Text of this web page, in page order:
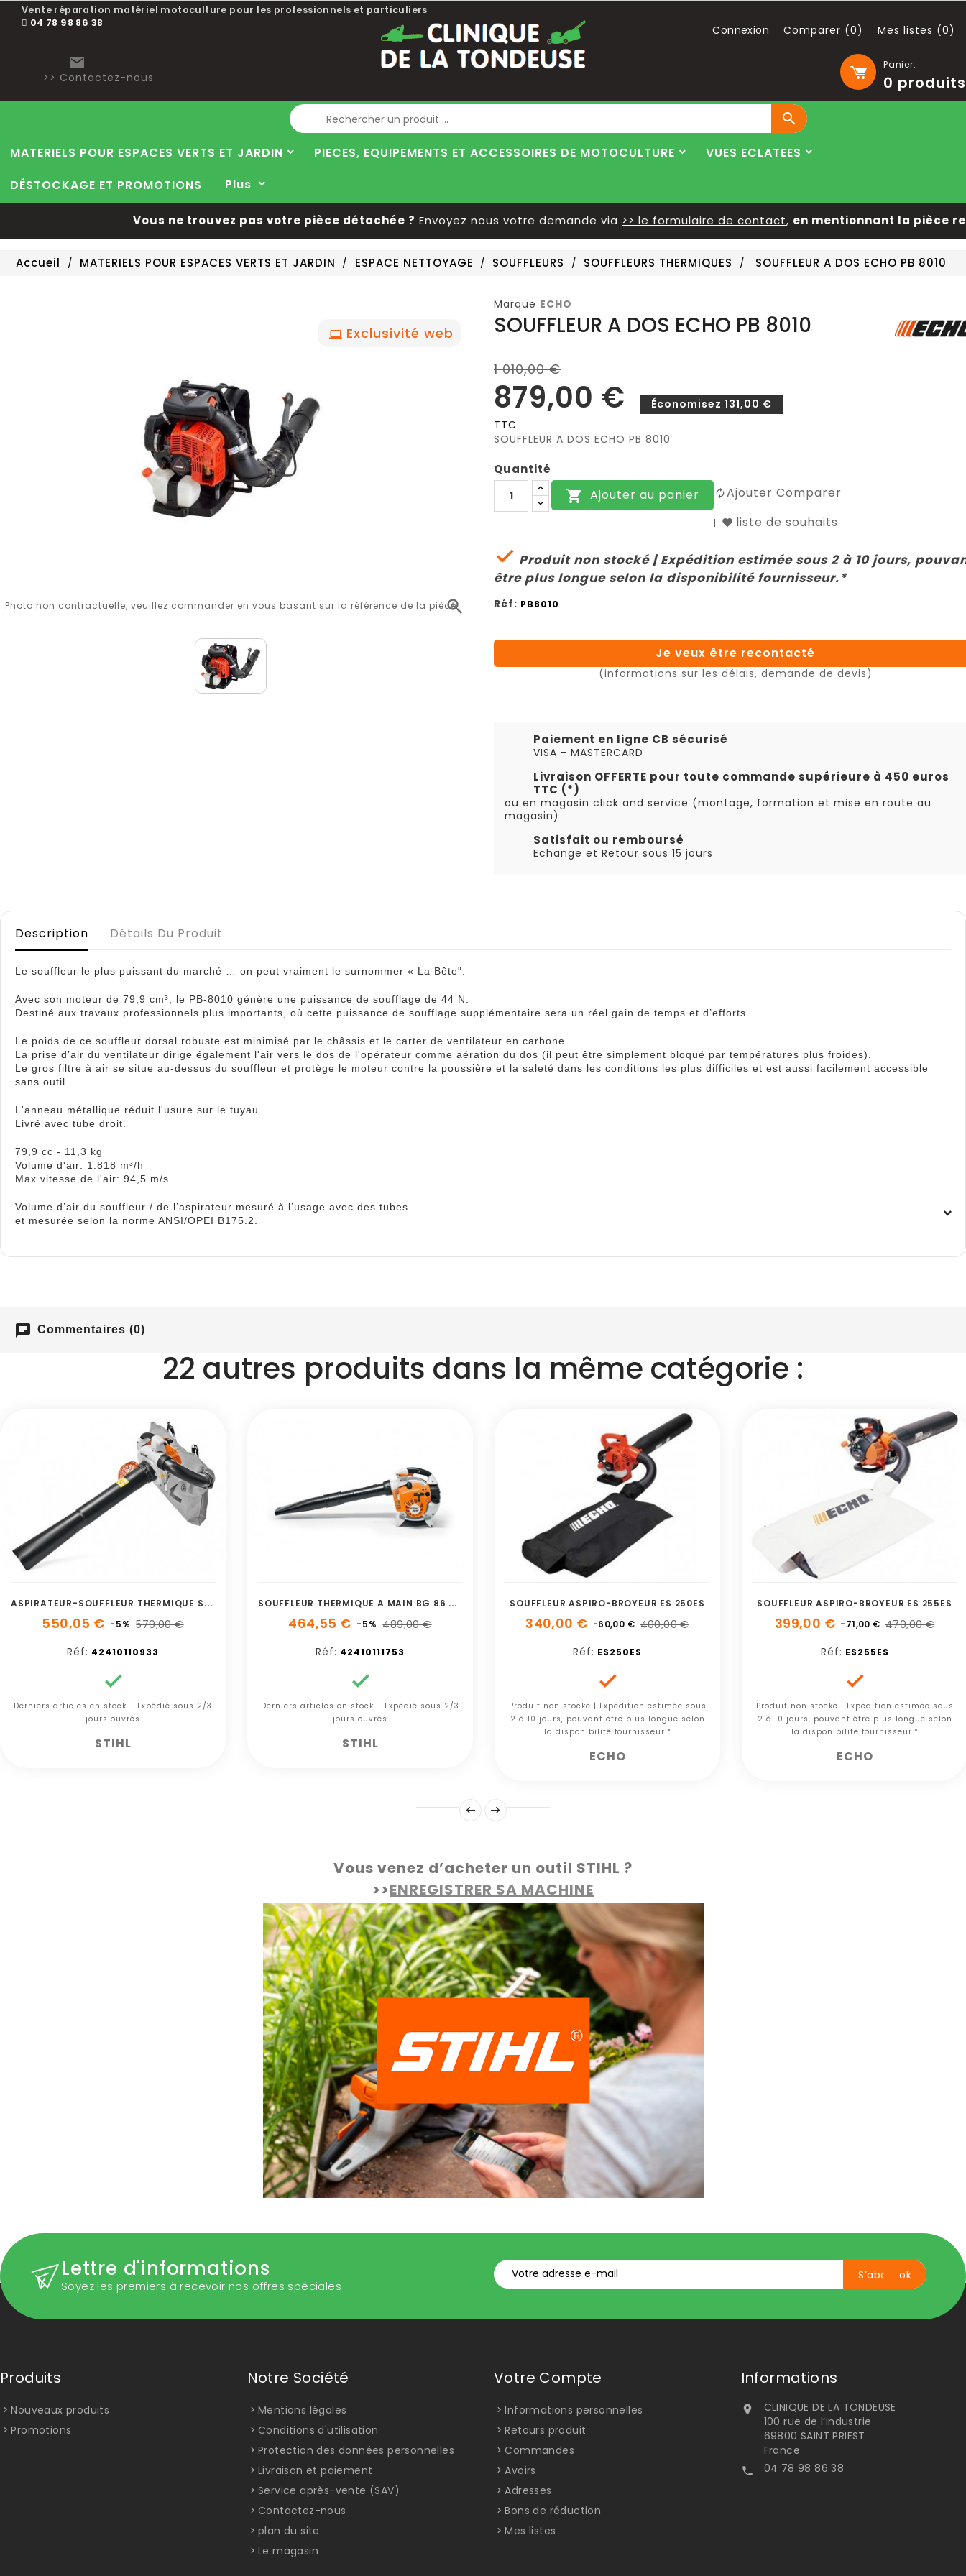
Vente réparation matériel motoculture pour les professionnels et particuliers
04 78 98 86 38
Panier:
0 produits

>> Contactez-nous
Connexion Comparer (0) Mes listes (0)
Blog

MATERIELS POUR ESPACES VERTS ET JARDIN PIECES, EQUIPEMENTS ET ACCESSOIRES DE MOTOCULTURE
VUES ECLATEES
DÉSTOCKAGE ET PROMOTIONS
Plus
Vous ne trouvez pas votre pièce détachée ?Envoyez nous votre demande via>> le formulaire de contact,en mentionnant la pièce
Accueil MATERIELS POUR ESPACES VERTS ET JARDIN ESPACE NETTOYAGE SOUFFLEURS SOUFFLEURS THERMIQUES SOUFFLEUR A DOS ECHO PB 8010
Exclusivité web

Photo non contractuelle, veuillez commander en vous basant sur la référence de la pièce
Marque ECHO
SOUFFLEUR A DOS ECHO PB 8010
1 010,00 €
879,00 €
Économisez 131,00 €
TTC
SOUFFLEUR A DOS ECHO PB 8010
Quantité
 Ajouter au panier
Ajouter Comparer
liste de souhaits
 Produit non stocké | Expédition estimée sous 2 à 10 jours,
être plus longue selon la disponibilité fournisseur.*
Réf: PB8010
Je veux être recontacté
(informations sur les délais, demande de devis)
Paiement en ligne CB sécurisé
VISA - MASTERCARD
Livraison OFFERTE pour toute commande supérieure à 450 euros
TTC (*)
ou en magasin click and service (montage, formation et mise en route au
magasin)
Satisfait ou remboursé
Echange et Retour sous 15 jours
Description Détails Du Produit
Le souffleur le plus puissant du marché … on peut vraiment le surnommer « La Bête".
Avec son moteur de 79,9 cm³, le PB-8010 génère une puissance de soufflage de 44 N.
Destiné aux travaux professionnels plus importants, où cette puissance de soufflage supplémentaire sera un réel gain de temps et d’efforts.
Le poids de ce souffleur dorsal robuste est minimisé par le châssis et le carter de ventilateur en carbone.
La prise d’air du ventilateur dirige également l'air vers le dos de l'opérateur comme aération du dos (il peut être simplement bloqué par températures plus froides).
Le gros filtre à air se situe au-dessus du souffleur et protège le moteur contre la poussière et la saleté dans les conditions les plus difficiles et est aussi facilement accessible
sans outil.
L'anneau métallique réduit l'usure sur le tuyau.
Livré avec tube droit.
79,9 cc - 11,3 kg
Volume d'air: 1.818 m³/h
Max vitesse de l'air: 94,5 m/s
Volume d’air du souffleur / de l’aspirateur mesuré à l’usage avec des tubes
et mesurée selon la norme ANSI/OPEI B175.2.
chat Commentaires (0)
22 autres produits dans la même catégorie :
A
SPIRATEUR-SOUFFLEUR THERMIQUE SH 86 C-E STIHL
550,05 € -5% 579,00 €
Réf: 42410110933

Derniers articles en stock - Expédié sous 2/3
jours ouvrés
STIHL
S
OUFFLEUR THERMIQUE A MAIN BG 86 STIHL
464,55 € -5% 489,00 €
Réf: 42410111753

Derniers articles en stock - Expédié sous 2/3
jours ouvrés
STIHL
SOUFFLEUR ASPIRO-BROYEUR ES 250ES
340,00 € -60,00 € 400,00 €
Réf: ES250ES

Produit non stocké | Expédition estimée sous
2 à 10 jours, pouvant être plus longue selon
la disponibilité fournisseur.*
ECHO
SOUFFLEUR ASPIRO-BROYEUR ES 255ES
399,00 € -71,00 € 470,00 €
Réf: ES255ES

Produit non stocké | Expédition estimée sous
2 à 10 jours, pouvant être plus longue selon
la disponibilité fournisseur.*
ECHO
Vous venez d’acheter un outil STIHL ?
>>ENREGISTRER SA MACHINE
Lettre d'informations
Soyez les premiers à recevoir nos offres spéciales
Produits
Nouveaux produits
Promotions
Notre Société
Mentions légales
Conditions d'utilisation
Protection des données personnelles
Livraison et paiement
Service après-vente (SAV)
Contactez-nous
plan du site
Le magasin
Votre Compte
Informations personnelles
Retours produit
Commandes
Avoirs
Adresses
Bons de réduction
Mes listes
Informations

CLINIQUE DE LA TONDEUSE
100 rue de l’industrie
69800 SAINT PRIEST
France
 04 78 98 86 38